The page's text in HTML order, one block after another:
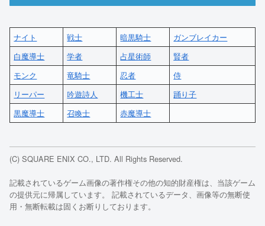
ナイト 戦士 暗黒騎士
ガンブレイカー
白魔導士
学者 占星術師
賢者
モンク
竜騎士 忍者
侍
リーパー
吟遊詩人 機工士
踊り子
黒魔導士
召喚士 赤魔導士
(C) SQUARE ENIX CO., LTD. All Rights Reserved.
記載されているゲーム画像の著作権その他の知的財産権は、当該ゲーム
の提供元に帰属しています。 記載されているデータ、画像等の無断使
用・無断転載は固くお断りしております。